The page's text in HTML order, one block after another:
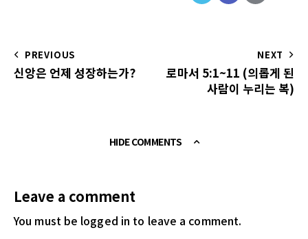
PREVIOUS
신앙은 언제 성장하는가?
NEXT
로마서 5:1~11 (의롭게 된
사람이 누리는 복)
HIDE COMMENTS
Leave a comment
You must be logged in to leave a comment.